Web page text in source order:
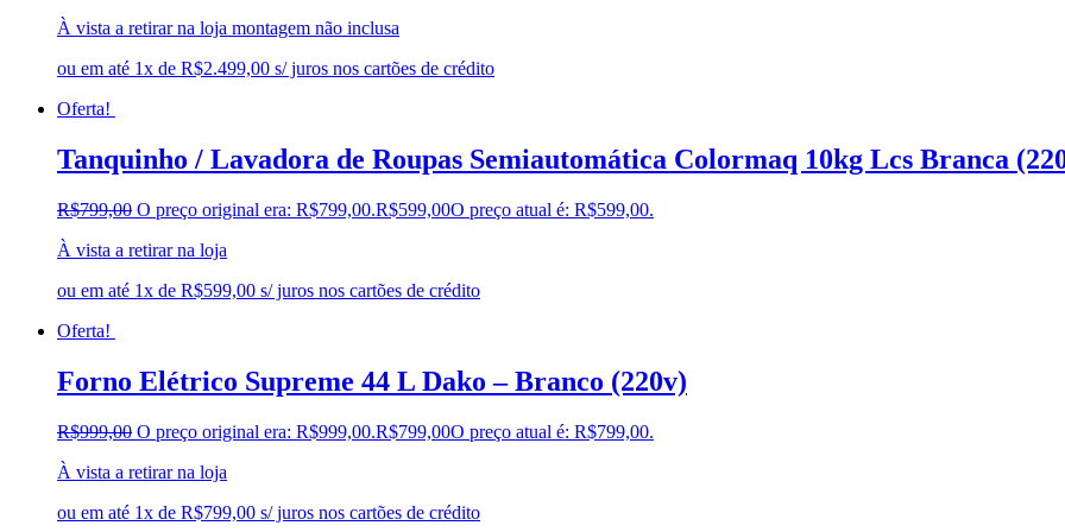
À vista a retirar na loja montagem não inclusa
ou em até 1x de R$2.499,00 s/ juros nos cartões de crédito
Oferta!
Tanquinho / Lavadora de Roupas Semiautomática Colormaq 10kg Lcs Branca
R$799,00 O preço original era: R$799,00.R$599,00O preço atual é: R$599,00.
À vista a retirar na loja
ou em até 1x de R$599,00 s/ juros nos cartões de crédito
Oferta!
Forno Elétrico Supreme 44 L Dako – Branco (220v)
R$999,00 O preço original era: R$999,00.R$799,00O preço atual é: R$799,00.
À vista a retirar na loja
ou em até 1x de R$799,00 s/ juros nos cartões de crédito